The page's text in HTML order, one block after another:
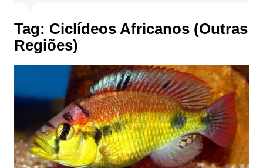
Tag: Ciclídeos Africanos (Outras
Regiões)